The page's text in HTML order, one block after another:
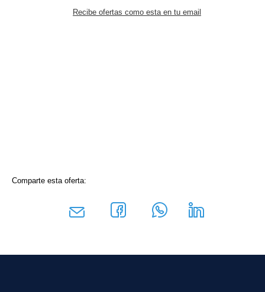
Recibe ofertas como esta en tu email
Comparte esta oferta: